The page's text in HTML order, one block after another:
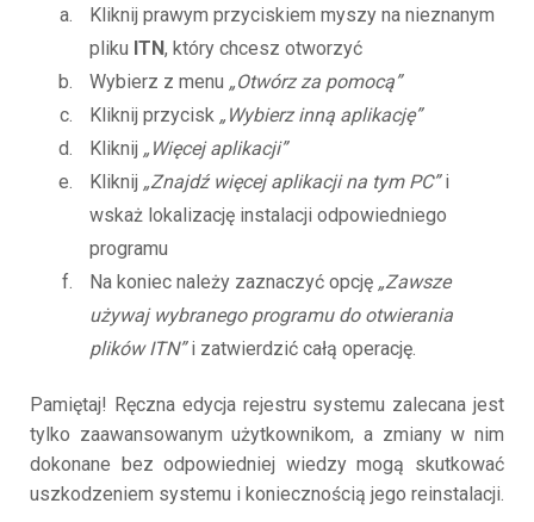
Kliknij prawym przyciskiem myszy na nieznanym
pliku ITN, który chcesz otworzyć
Wybierz z menu „Otwórz za pomocą”
Kliknij przycisk „Wybierz inną aplikację”
Kliknij „Więcej aplikacji”
Kliknij „Znajdź więcej aplikacji na tym PC”i
wskaż lokalizację instalacji odpowiedniego
programu
Na koniec należy zaznaczyć opcję „Zawsze
używaj wybranego programu do otwierania
plików ITN”i zatwierdzić całą operację.
Pamiętaj! Ręczna edycja rejestru systemu zalecana jest
tylko zaawansowanym użytkownikom, a zmiany w nim
dokonane bez odpowiedniej wiedzy mogą skutkować
uszkodzeniem systemu i koniecznością jego reinstalacji.